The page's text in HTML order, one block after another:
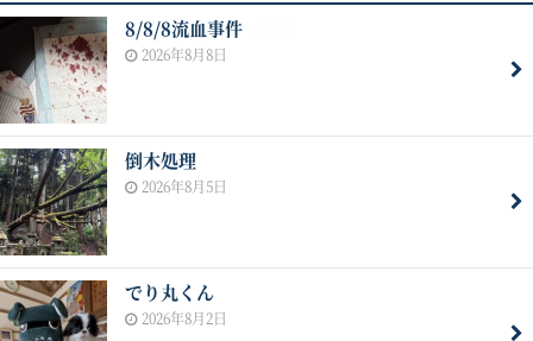
8/8/8流血事件
2026年8月8日
倒木処理
2026年8月5日
でり丸くん
2026年8月2日